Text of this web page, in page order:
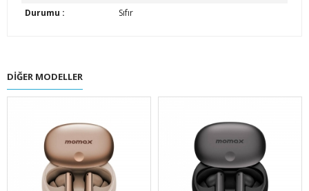
Durumu :
Sıfır
DIĞER MODELLER